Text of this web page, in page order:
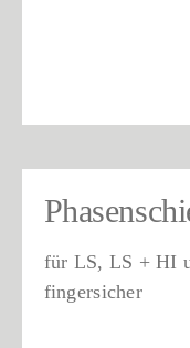
für LS, LS + HI
fingersicher